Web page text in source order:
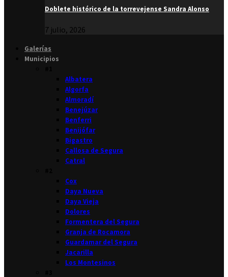
Doblete histórico de la torrevejense Sandra Alonso
7 julio, 2026
Galerías
Municipios
Albatera
Algorfa
Almoradí
Benejúzar
Benferri
Benijófar
Bigastro
Callosa de Segura
Catral
Cox
Daya Nueva
Daya Vieja
Dolores
Formentera del Segura
Granja de Rocamora
Guardamar del Segura
Jacarilla
Los Montesinos